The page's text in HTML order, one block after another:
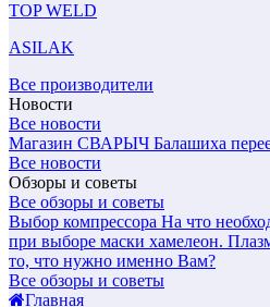
TOP WELD
ASILAK
Все производители
Новости
Все новости
Магазин СВАРЫЧ Балашиха
Все новости
Обзоры и советы
Все обзоры и советы
Выбор компрессора На что
при выборе маски хамелеон.
то, что нужно именно Вам?
Все обзоры и советы
Главная